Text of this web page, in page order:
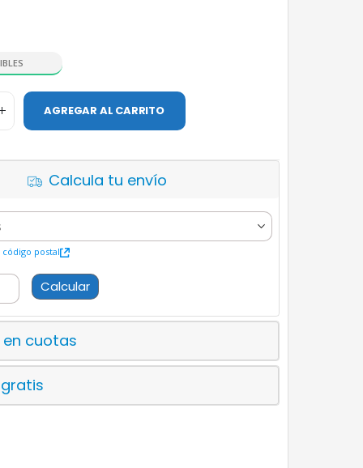
AGREGAR AL CARRITO
Calcula tu envío
postal
Calcular
en cuotas